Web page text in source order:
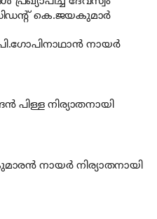
കെ.ജയകുമാര്‍
നായര്‍
പിള്ള നിര്യാതനായി
നായര്‍ നിര്യാതനായി